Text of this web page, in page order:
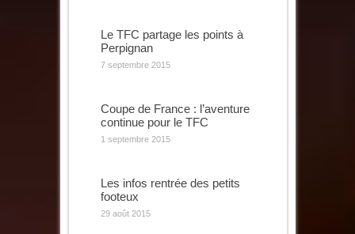
Le TFC partage les points à
Perpignan
7 septembre 2015
Coupe de France : l’aventure
continue pour le TFC
1 septembre 2015
Les infos rentrée des petits
footeux
29 août 2015